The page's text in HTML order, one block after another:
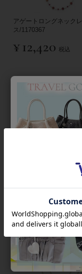
アゲートロングネックレ
ス/1170367
¥ 12,420 税込
SOLD OUT
¥10,800 税込